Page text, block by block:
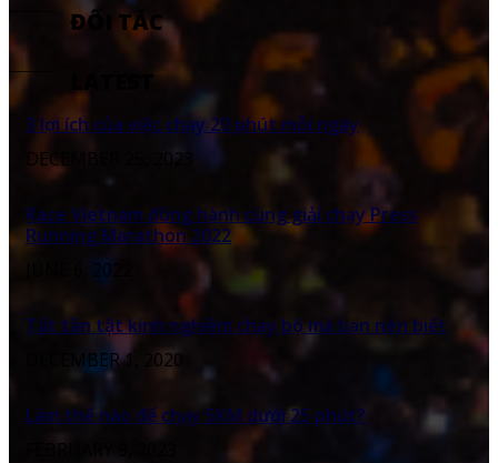
ĐỐI TÁC
3 lợi ích của việc chạy 20 phút mỗi ngày
DECEMBER 25, 2023
Race Vietnam đồng hành cùng giải chạy Press
Running Marathon 2022
JUNE 6, 2022
Tất tần tật kinh nghiệm chạy bộ mà bạn nên biết
DECEMBER 1, 2020
Làm thế nào để chạy 5KM dưới 25 phút?
FEBRUARY 9, 2023